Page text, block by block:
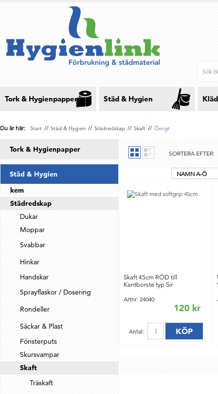
Tork & Hygienpapper Städ & Hygien
Du är här: Start // Städ & Hygien // Städredskap // Skaft // Övrigt
Tork & Hygienpapper
Städ & Hygien
kem
Städredskap
Dukar
Moppar
Svabbar
Hinkar
Handskar
Sprayflaskor / Dosering
Rondeller
Säckar & Plast
Fönsterputs
Skursvampar
Skaft
Träskaft
SORTERA EFTER:
NAMN A-Ö
Skaft 45cm RÖD till
Kantborste typ Sir
Artnr: 24040
120 kr
Antal: KÖP